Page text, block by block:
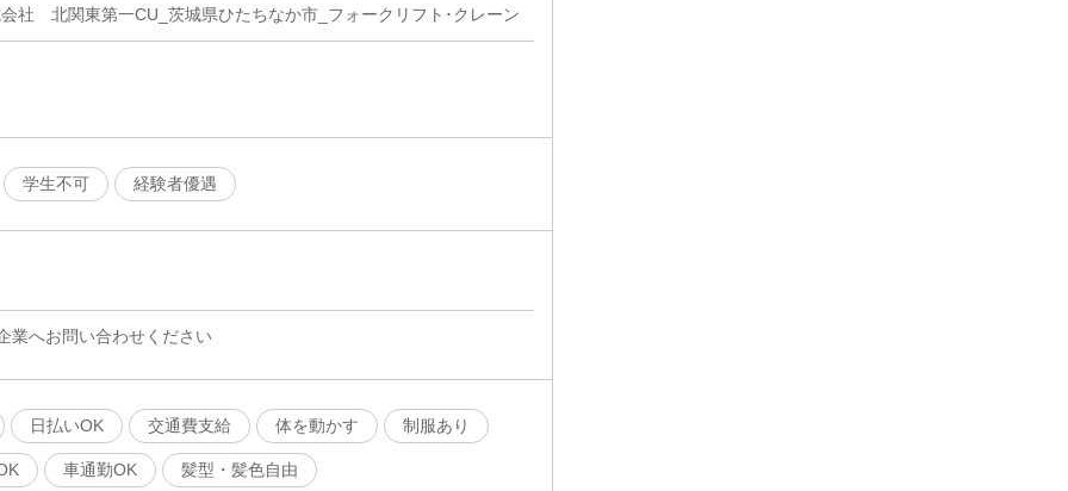
社 北関東第一CU_茨城県ひたちなか市_フォークリフト･クレーン
学生不可 経験者優遇
業へお問い合わせください
日払いOK 交通費支給 体を動かす 制服あり
車通勤OK 髪型・髪色自由